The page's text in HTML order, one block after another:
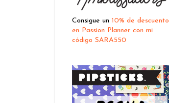
Consigue un 10% de descuento
en Passion Planner con mi
código SARA550